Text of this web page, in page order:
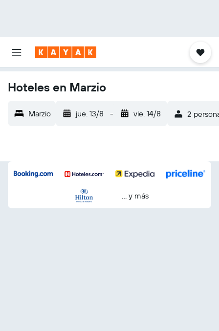
Hoteles en Marzio
Marzio jue. 13/8 - vie. 14/8 2
… y más